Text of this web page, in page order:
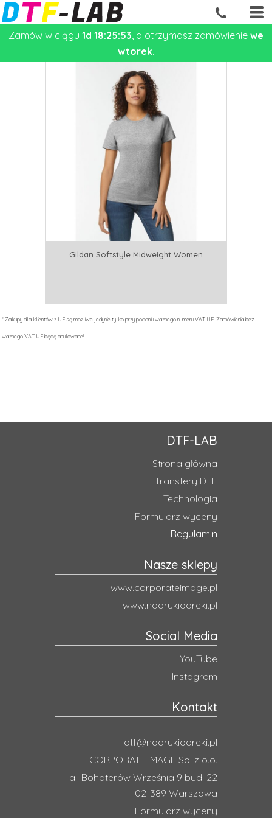
Zamów w ciągu 1d 18:25:53, a otrzymasz zamówienie we
wtorek.
PRODUKTY
Gildan Softstyle Midweight Women
* Zakupy dla klientów z UE są możliwe jedynie tylko przy podaniu ważnego numeru VAT UE. Zamówienia bez
ważnego VAT UE będą anulowane!
DTF-LAB
Strona główna
Transfery DTF
Technologia
Formularz wyceny
Regulamin
Nasze sklepy
www.corporateimage.pl
www.nadrukiodreki.pl
Social Media
YouTube
Instagram
Kontakt
dtf@nadrukiodreki.pl
CORPORATE IMAGE Sp. z o.o.
al. Bohaterów Września 9 bud. 22
02-389 Warszawa
Formularz wyceny